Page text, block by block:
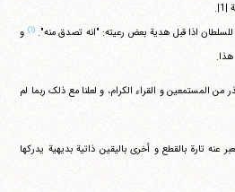
للسلطان اذا قبل هدیة بعض رعیته: "انه تصدق منه".(۱)
و
المستمعین و القراء الکرام، و لعلنا مع ذلک ربما لم
عنه تارة بالقطع و أخری بالیقین ذاتیة بدیهیة یدرکها